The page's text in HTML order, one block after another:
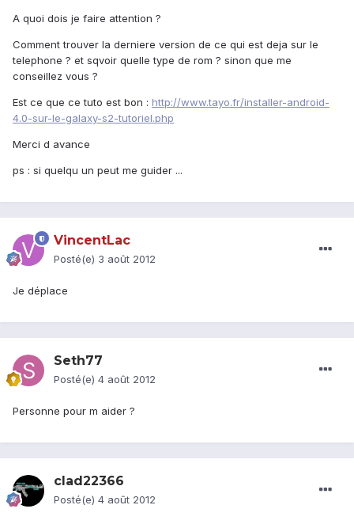
A quoi dois je faire attention ?
Comment trouver la derniere version de ce qui est deja sur le
telephone ? et sqvoir quelle type de rom ? sinon que me
conseillez vous ?
Est ce que ce tuto est bon : http://www.tayo.fr/installer-android-
4.0-sur-le-galaxy-s2-tutoriel.php
Merci d avance
ps : si quelqu un peut me guider ...
VincentLac
Posté(e) 3 août 2012
Je déplace
Seth77
Posté(e) 4 août 2012
Personne pour m aider ?
clad22366
Posté(e) 4 août 2012